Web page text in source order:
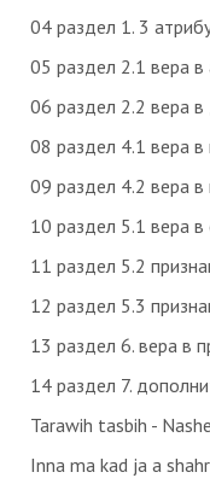
04 раздел 1. 3
05 раздел 2.1 вера в
06 раздел 2.2 вера
10 раздел 5.1 вера
11 раздел 5.2
12 раздел 5.3
13 раздел 6. вера в
14 раздел 7.
Tarawih tasbih -
Inna ma kad ja a